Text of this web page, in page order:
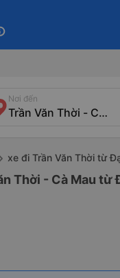
Nơi đến
xe đi Trần Văn Thời từ
Thời - Cà Mau